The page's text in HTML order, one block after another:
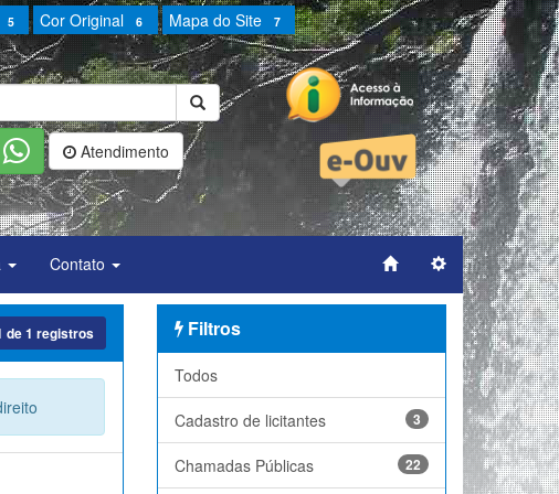
5 Cor Original 6 Mapa do Site 7
Atendimento
Contato
de1 registros Filtros
Todos
3
Cadastro de licitantes
22
Chamadas Públicas